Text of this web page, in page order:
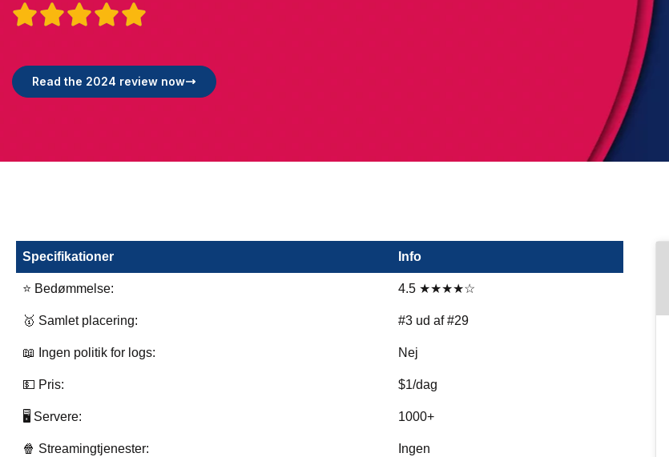

Read the 2024 review now
Specifikationer Info
⭐ Bedømmelse: 4.5 ★★★★☆
🥇 Samlet placering: #3 ud af #29
📖 Ingen politik for logs: Nej
💵 Pris: $1/dag
🖥️ Servere: 1000+
🍿 Streamingtjenester: Ingen